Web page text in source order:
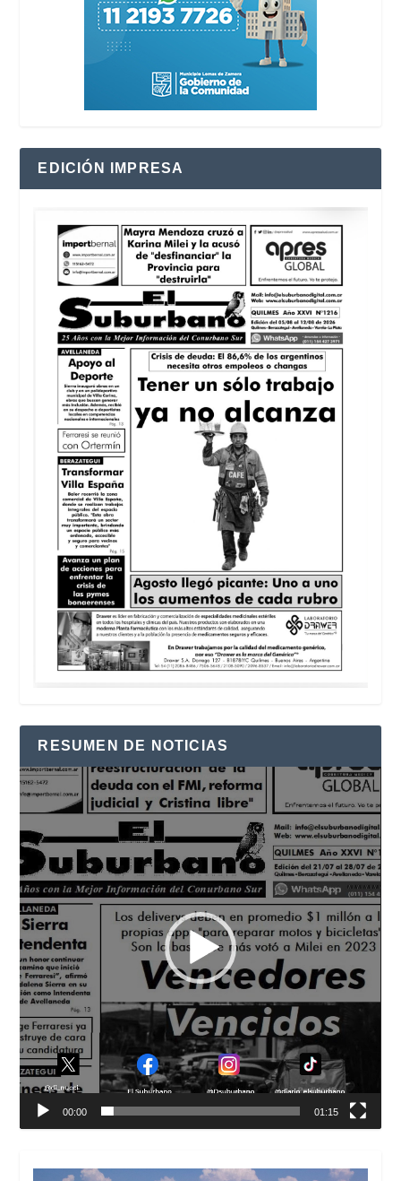
EDICIÓN IMPRESA
RESUMEN DE NOTICIAS
Reproductor
de
vídeo
00:00 01:15